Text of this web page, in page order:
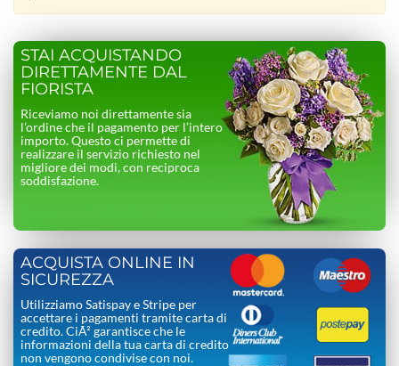
STAI ACQUISTANDO
DIRETTAMENTE DAL
FIORISTA
Riceviamo noi direttamente sia
l’ordine che il pagamento per l’intero
importo. Questo ci permette di
realizzare il servizio richiesto nel
migliore dei modi, con reciproca
soddisfazione.
ACQUISTA ONLINE IN
SICUREZZA
Utilizziamo Satispay e Stripe per
accettare i pagamenti tramite carta di
credito. CiÃ² garantisce che le
informazioni della tua carta di credito
non vengono condivise con noi.